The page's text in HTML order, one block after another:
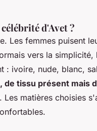
d'Avet ?
Les femmes puisent
vers la simplicité,
: ivoire, nude, blanc,
de tissu présent mais
matières choisies